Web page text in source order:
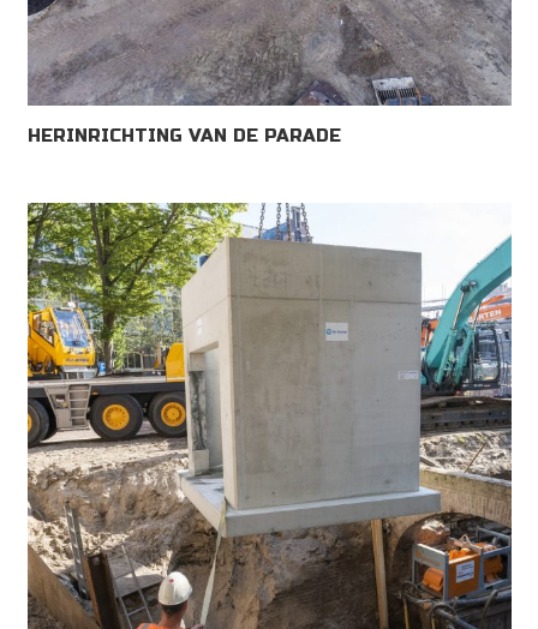
HERINRICHTING VAN DE PARADE